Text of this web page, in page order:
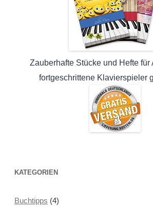
Zauberhafte Stücke und Hefte für
fortgeschrittene Klavierspieler
KATEGORIEN
Buchtipps (4)